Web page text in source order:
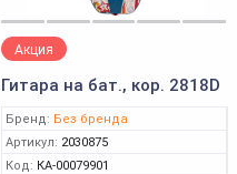
Акция
Гитара на бат., кор. 2818D
Бренд: Без бренда
Артикул: 2030875
Код: КА-00079901